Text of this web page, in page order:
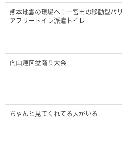
熊本地震の現場へ！一宮市の移動型バリ
アフリートイレ派遣トイレ
向山連区盆踊り大会
ちゃんと見てくれてる人がいる